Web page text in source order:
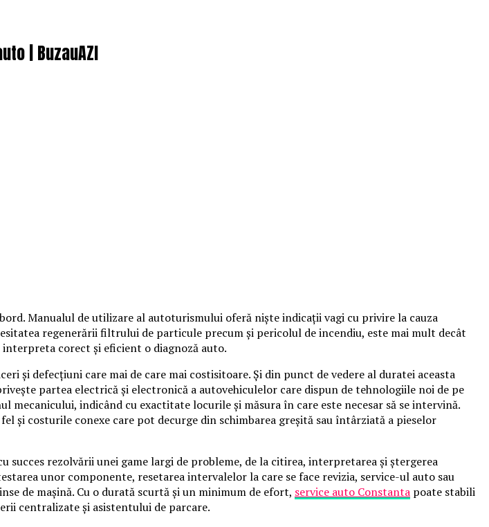
| BuzauAZI
Manualul de utilizare al autoturismului oferă nişte indicaţii vagi cu privire la cauza
regenerării filtrului de particule precum şi pericolul de incendiu, este mai mult decât
corect şi eficient o diagnoză auto.
şi defecţiuni care mai de care mai costisitoare. Și din punct de vedere al duratei aceasta
partea electrică şi electronică a autovehiculelor care dispun de tehnologiile noi de pe
indicând cu exactitate locurile şi măsura în care este necesar să se intervină.
şi costurile conexe care pot decurge din schimbarea greşită sau întârziată a pieselor
succes rezolvării unei game largi de probleme, de la citirea, interpretarea şi ştergerea
unor componente, resetarea intervalelor la care se face revizia, service-ul auto sau
de maşină. Cu o durată scurtă şi un minimum de efort, service auto Constanta poate stabili
centralizate şi asistentului de parcare.